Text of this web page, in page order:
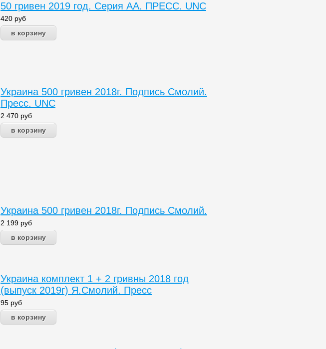
50 гривен 2019 год. Серия АА. ПРЕСС. UNC
420 руб
Украина 500 гривен 2018г. Подпись Смолий.
Пресс. UNC
2 470 руб
Украина 500 гривен 2018г. Подпись Смолий.
2 199 руб
Украина комплект 1 + 2 гривны 2018 год
(выпуск 2019г) Я.Смолий. Пресс
95 руб